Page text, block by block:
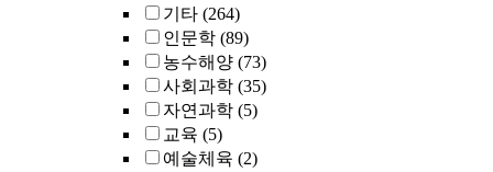
기타 (264)
인문학 (89)
농수해양 (73)
사회과학 (35)
자연과학 (5)
교육 (5)
예술체육 (2)